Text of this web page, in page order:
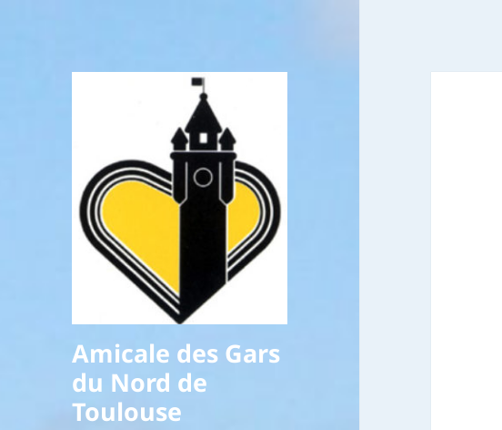
Amicale des Gars
du Nord de
Toulouse